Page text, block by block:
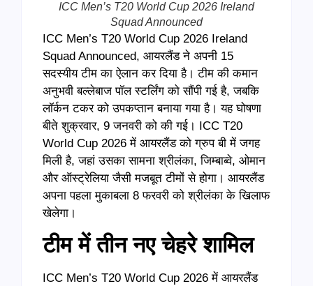
ICC Men’s T20 World Cup 2026 Ireland
Squad Announced
ICC Men’s T20 World Cup 2026 Ireland
Squad Announced, आयरलैंड ने अपनी 15
सदस्यीय टीम का ऐलान कर दिया है। टीम की कमान
अनुभवी बल्लेबाज पॉल स्टर्लिंग को सौंपी गई है, जबकि
लॉर्कन टकर को उपकप्तान बनाया गया है। यह घोषणा
बीते शुक्रवार, 9 जनवरी को की गई। ICC T20
World Cup 2026 में आयरलैंड को ग्रुप बी में जगह
मिली है, जहां उसका सामना श्रीलंका, जिम्बाब्वे, ओमान
और ऑस्ट्रेलिया जैसी मजबूत टीमों से होगा। आयरलैंड
अपना पहला मुकाबला 8 फरवरी को श्रीलंका के खिलाफ
खेलेगा।
टीम में तीन नए चेहरे शामिल
ICC Men’s T20 World Cup 2026 में आयरलैंड